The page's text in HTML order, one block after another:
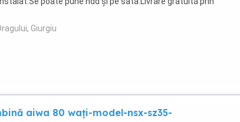
Giurgiu
aiwa 80 wați-model-nsx-sz35-